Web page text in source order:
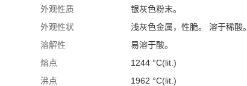
外观性质
银灰色粉末。
外观性状
浅灰色金属，性脆。 溶于稀酸。
溶解性
易溶于酸。
熔点
1244 °C(lit.)
沸点
1962 °C(lit.)